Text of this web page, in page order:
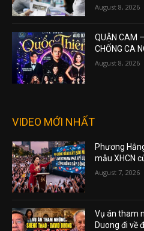
August 8, 2026
QUẬN CAM
CHỐNG CA
August 8, 2026
VIDEO MỚI NHẤT
Phương
mẫu XHCN
August 7, 2026
Vụ án tham
Duong đi về